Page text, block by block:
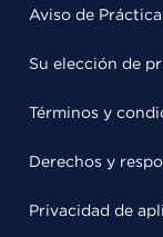
Aviso de
Su elección de
Términos y
Derechos y
Privacidad de